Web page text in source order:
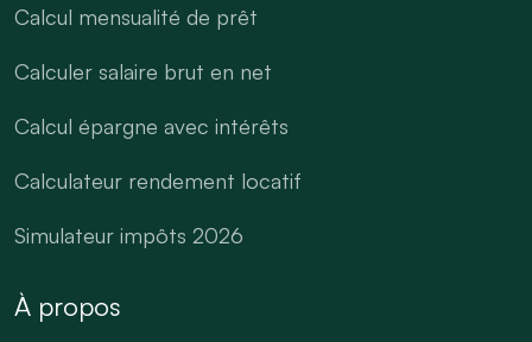
Calcul mensualité de prêt
Calculer salaire brut en net
Calcul épargne avec intérêts
Calculateur rendement locatif
Simulateur impôts 2026
À propos